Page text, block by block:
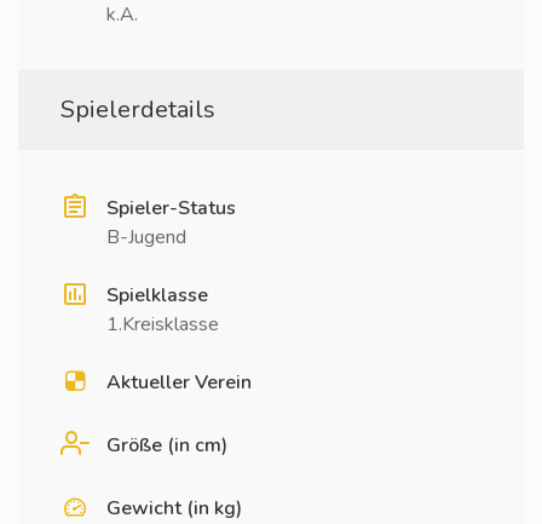
k.A.
Spielerdetails
Spieler-Status
B-Jugend
Spielklasse
1.Kreisklasse
Aktueller Verein
Größe (in cm)
Gewicht (in kg)